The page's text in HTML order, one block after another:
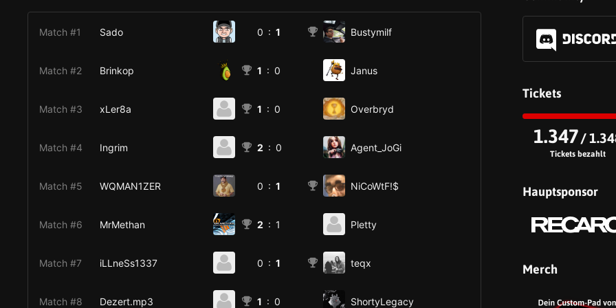
Match #1 Sado 0 : 1 Bustymilf
Match #2 Brinkop 1 : 0 Janus
Match #3 xLer8a 1 : 0 Overbryd
Match #4 Ingrim 2 : 0 Agent_JoGi
Match #5 WQMAN1ZER 0 : 1 NiCoWtF!$
Match #6 MrMethan 2 : 1 Pletty
Match #7 iLLneSs1337 0 : 1 teqx
Match #8 Dezert.mp3 1 : 0 ShortyLegacy
Tickets
1.347/
Tickets bezahlt
Hauptsponsor
Merch